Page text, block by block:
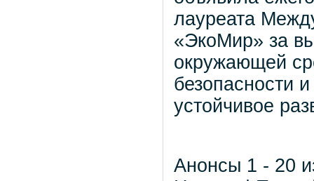
лауреата
«ЭкоМир» за
окружающей
безопасности
устойчивое
Анонсы 1 - 20